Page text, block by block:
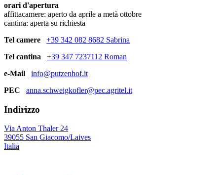
orari d'apertura
affittacamere: aperto da aprile a metà ottobre
cantina: aperta su richiesta
Tel camere
+39 342 082 8682 Sabrina
Tel cantina
+39 347 7237112 Roman
e-Mail
info@putzenhof.it
PEC
anna.schweigkofler@pec.agritel.it
Indirizzo
Via Anton Thaler 24
39055 San Giacomo/Laives
Italia